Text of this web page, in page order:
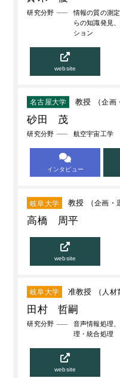
研究分野
情報の質の測
らの知識発見
ション
website
名古屋大学 教授 （企画
砂田 茂
研究分野 航空宇宙工学
インタビュー
岐阜大学 教授 （企画・
高橋 周平
website
岐阜大学 准教授 （ 人材
田村 哲嗣
研究分野
音声情報処理
理・統合処理
website